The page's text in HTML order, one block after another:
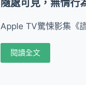
隨處可見，無情行
Apple TV驚悚影集《
閱讀全文